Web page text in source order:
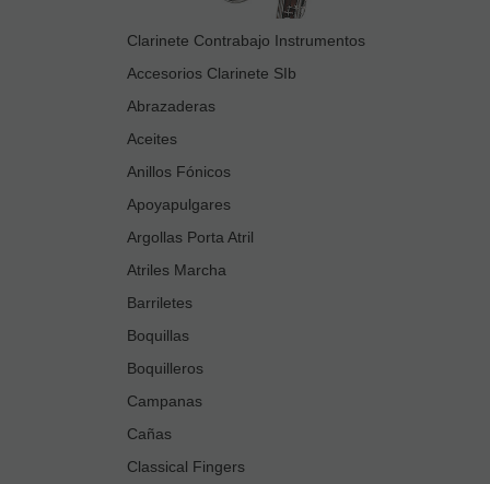
Clarinete Contrabajo Instrumentos
Accesorios Clarinete SIb
Abrazaderas
Aceites
Anillos Fónicos
Apoyapulgares
Argollas Porta Atril
Atriles Marcha
Barriletes
Boquillas
Boquilleros
Campanas
Cañas
Classical Fingers